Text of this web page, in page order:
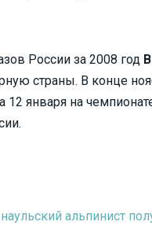
России за 2008 год
страны. В конце
12 января на
альпинист